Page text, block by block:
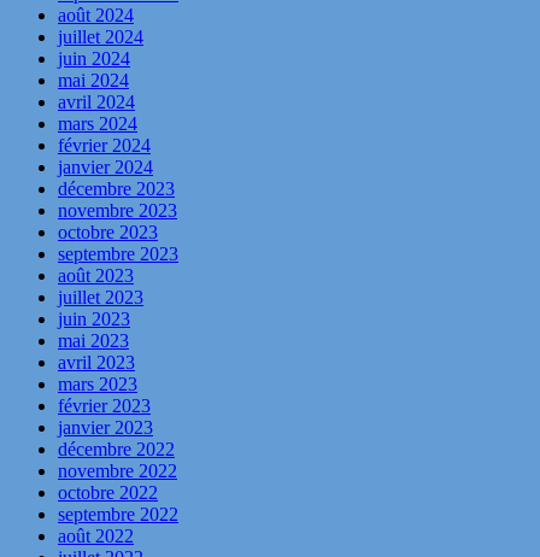
août 2024
juillet 2024
juin 2024
mai 2024
avril 2024
mars 2024
février 2024
janvier 2024
décembre 2023
novembre 2023
octobre 2023
septembre 2023
août 2023
juillet 2023
juin 2023
mai 2023
avril 2023
mars 2023
février 2023
janvier 2023
décembre 2022
novembre 2022
octobre 2022
septembre 2022
août 2022